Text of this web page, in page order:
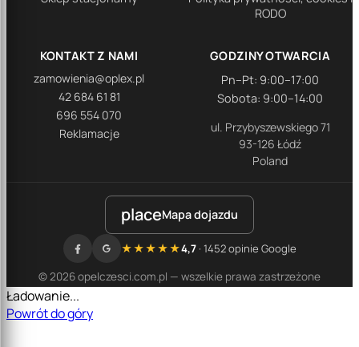
RODO
KONTAKT Z NAMI
zamowienia@oplex.pl
42 684 61 81
696 554 070
Reklamacje
GODZINY OTWARCIA
Pn–Pt: 9:00–17:00
Sobota: 9:00–14:00
ul. Przybyszewskiego 71
93-126 Łódź
Poland
placeMapa dojazdu
© 2026 opelczesci.com.pl — wszelkie prawa zastrzeżone
★★★★★4,7· 1452 opinie Google
Ładowanie...
Powrót do góry